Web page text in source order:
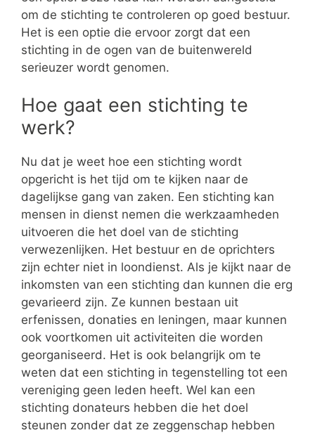
om de stichting te controleren op goed bestuur.
Het is een optie die ervoor zorgt dat een
stichting in de ogen van de buitenwereld
serieuzer wordt genomen.
Hoe gaat een stichting te
werk?
Nu dat je weet hoe een stichting wordt
opgericht is het tijd om te kijken naar de
dagelijkse gang van zaken. Een stichting kan
mensen in dienst nemen die werkzaamheden
uitvoeren die het doel van de stichting
verwezenlijken. Het bestuur en de oprichters
zijn echter niet in loondienst. Als je kijkt naar de
inkomsten van een stichting dan kunnen die erg
gevarieerd zijn. Ze kunnen bestaan uit
erfenissen, donaties en leningen, maar kunnen
ook voortkomen uit activiteiten die worden
georganiseerd. Het is ook belangrijk om te
weten dat een stichting in tegenstelling tot een
vereniging geen leden heeft. Wel kan een
stichting donateurs hebben die het doel
steunen zonder dat ze zeggenschap hebben